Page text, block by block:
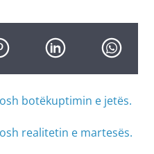
botëkuptimin e jetës.
realitetin e martesës.